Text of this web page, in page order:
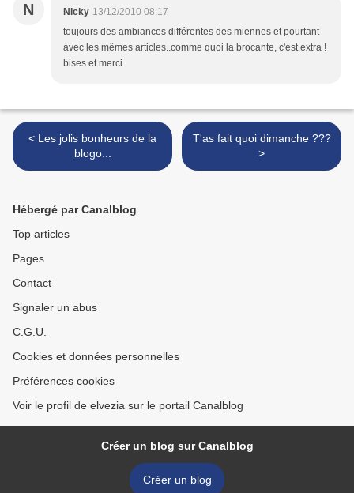
N Nicky 13/12/2010 08:17
toujours des ambiances différentes des miennes et pourtant
avec les mêmes articles..comme quoi la brocante, c'est extra !
bises et merci
< Les jolis bonheurs de la
blogo...
T'as fait quoi dimanche ???
>
Hébergé par Canalblog
Top articles
Pages
Contact
Signaler un abus
C.G.U.
Cookies et données personnelles
Préférences cookies
Voir le profil de elvezia sur le portail Canalblog
Créer un blog sur Canalblog
Créer un blog